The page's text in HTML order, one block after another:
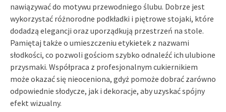
nawiązywać do motywu przewodniego ślubu. Dobrze jest
wykorzystać różnorodne podkładki i piętrowe stojaki, które
dodadzą elegancji oraz uporządkują przestrzeń na stole.
Pamiętaj także o umieszczeniu etykietek z nazwami
słodkości, co pozwoli gościom szybko odnaleźć ich ulubione
przysmaki. Współpraca z profesjonalnym cukiernikiem
może okazać się nieoceniona, gdyż pomoże dobrać zarówno
odpowiednie słodycze, jak i dekoracje, aby uzyskać spójny
efekt wizualny.